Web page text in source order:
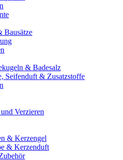
Bausätze
& Badesalz
Seifenduft & Zusatzstoffe
Verzieren
& Kerzengel
& Kerzenduft